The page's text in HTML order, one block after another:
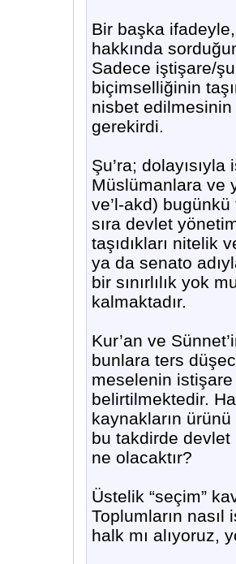
Bir başka
hakkında
Sadece iştişare/
biçimselliğinin
nisbet edilmesinin
gerekirdi.
Şu’ra;
Müslümanlara ve
ve’l-akd)
sıra devlet
taşıdıkları nitelik
ya da senato
bir sınırlılık yok
kalmaktadır.
Kur’an ve
bunlara ters
meselenin istişare
belirtilmektedir.
kaynakların
bu takdirde devlet
ne olacaktır?
Üstelik “seçim”
Toplumların
halk mı alıyoruz,